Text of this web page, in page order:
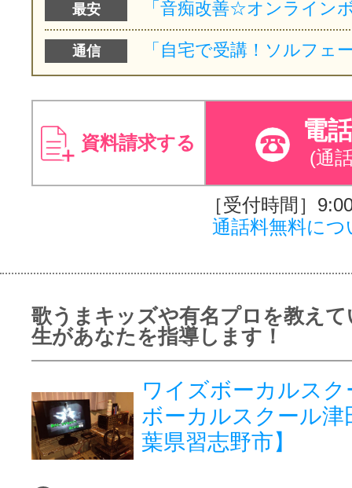
最安
通信
資料請求する 電
(通
［受付時間］
通話料無料につ
歌うまキッズや有名プロを教えて
生があなたを指導します！
ワイズボーカルス
ボーカルスクール津
葉県習志野市】